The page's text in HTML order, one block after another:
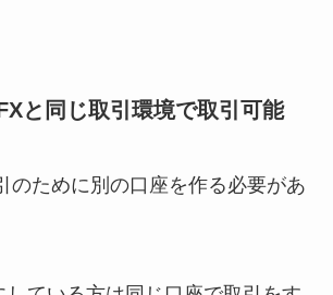
と同じ取引環境で取引可能
のために別の口座を作る必要があ